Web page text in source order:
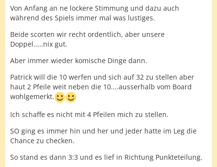
Von Anfang an ne lockere Stimmung und dazu auch
während des Spiels immer mal was lustiges.
Beide scorten wir recht ordentlich, aber unsere
Doppel.....nix gut.
Aber immer wieder komische Dinge dann.
Patrick will die 10 werfen und sich auf 32 zu stellen aber
haut 2 Pfeile weit neben die 10....ausserhalb vom Board
wohlgemerkt.
Ich schaffe es nicht mit 4 Pfeilen mich zu stellen.
SO ging es immer hin und her und jeder hatte im Leg die
Chance zu checken.
So stand es dann 3:3 und es lief in Richtung Punkteteilung.